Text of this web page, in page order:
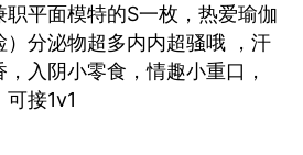
平面模特的S一枚，热爱瑜伽
分泌物超多内内超骚哦 ，汗
入阴小零食，情趣小重口，
接1v1